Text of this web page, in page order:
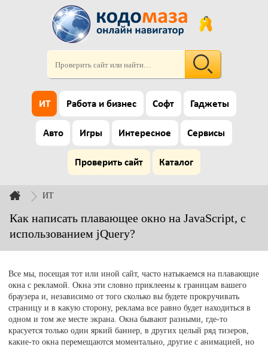
ИТ Работа и бизнес Софт Гаджеты
Авто Игры Интересное Сервисы
Проверить сайт Каталог
ИТ
Как написать плавающее окно на JavaScript, с
использованием jQuery?
Все мы, посещая тот или иной сайт, часто натыкаемся на плавающие
окна с рекламой. Окна эти словно приклеены к границам вашего
браузера и, независимо от того сколько вы будете прокручивать
страницу и в какую сторону, реклама все равно будет находиться в
одном и том же месте экрана. Окна бывают разными, где-то
красуется только один яркий баннер, в других целый ряд тизеров,
какие-то окна перемещаются моментально, другие с анимацией, но